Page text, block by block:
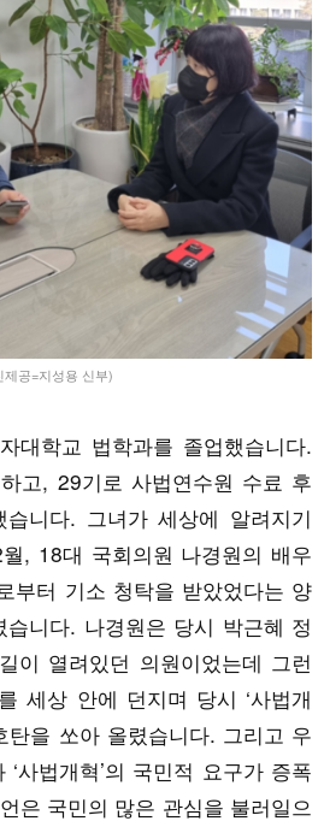
공=지성용 신부)
대학교 법학과를 졸업했습니다.
고, 29기로 사법연수원 수료 후
니다. 그녀가 세상에 알려지기
, 18대 국회의원 나경원의 배우
부터 기소 청탁을 받았었다는 양
습니다. 나경원은 당시 박근혜 정
이 열려있던 의원이었는데 그런
세상 안에 던지며 당시 ‘사법개
탄을 쏘아 올렸습니다. 그리고 우
‘사법개혁’의 국민적 요구가 증폭
은 국민의 많은 관심을 불러일으